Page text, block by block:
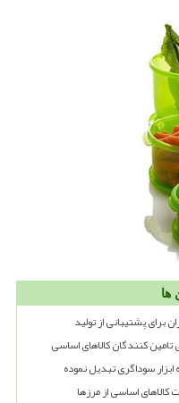
ها
پشتیبانی از تولید
سوداگری تبدیل نموده